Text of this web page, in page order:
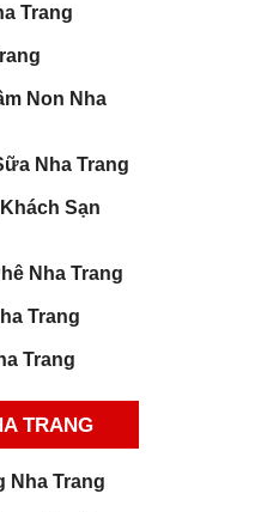
Trang
Non Nha
Nha Trang
Sạn
Nha Trang
Trang
Trang
TRANG
Nha Trang